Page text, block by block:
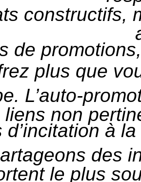
constructifs,
de
plus que
L’auto-
liens non
d’incitation à
des
le plus